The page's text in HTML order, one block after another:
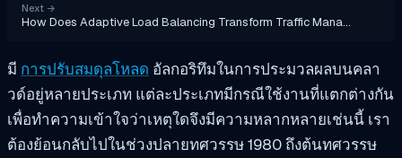
Next →
How Does Adaptive Load Balancing Transform Traffic Mana…
มี การปรับสมดุลโหลด อัลกอริทึมในการประมวลผลบนคลา
วด์อยู่หลายประเภท แต่ละประเภทมีกรณีใช้งานที่แตกต่างกัน
เพื่อทำความเข้าใจว่าเหตุใดจึงมีความหลากหลายเช่นนี้ เรา
ต้องย้อนกลับไปในช่วงปลายทศวรรษ 1980 ถึงต้นทศวรรษ